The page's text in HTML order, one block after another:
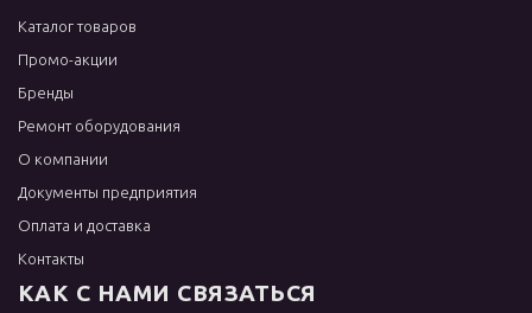
Каталог товаров
Промо-акции
Бренды
Ремонт оборудования
О компании
Документы предприятия
Оплата и доставка
Контакты
КАК С НАМИ СВЯЗАТЬСЯ